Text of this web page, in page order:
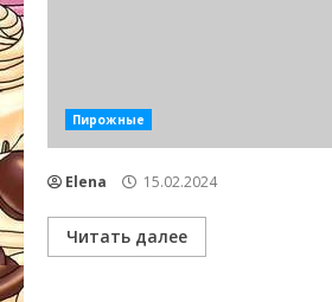
Пирожные
Elena 15.02.2024
Читать далее